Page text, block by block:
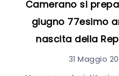
Camerano si
giugno 77esimo
nascita della
31 Maggio